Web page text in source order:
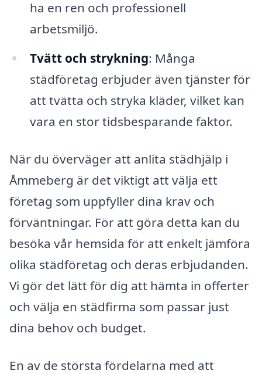
ha en ren och professionell
arbetsmiljö.
Tvätt och strykning: Många
städföretag erbjuder även tjänster för
att tvätta och stryka kläder, vilket kan
vara en stor tidsbesparande faktor.
När du överväger att anlita städhjälp i
Åmmeberg är det viktigt att välja ett
företag som uppfyller dina krav och
förväntningar. För att göra detta kan du
besöka vår hemsida för att enkelt jämföra
olika städföretag och deras erbjudanden.
Vi gör det lätt för dig att hämta in offerter
och välja en städfirma som passar just
dina behov och budget.
En av de största fördelarna med att